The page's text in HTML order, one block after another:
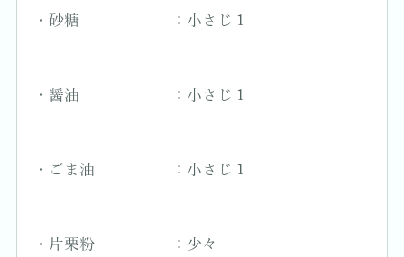
・砂糖 ：小さじ１
・醤油 ：小さじ１
・ごま油 ：小さじ１
・片栗粉 ：少々